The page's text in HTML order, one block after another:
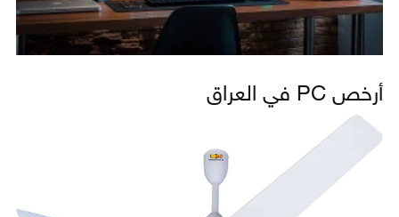
أرخص PC في العراق